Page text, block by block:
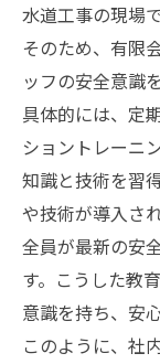
水道工事の現場
そのため、有限
ッフの安全意識
具体的には、定
ショントレーニ
知識と技術を習
や技術が導入さ
全員が最新の安
す。こうした教
意識を持ち、安
このように、社